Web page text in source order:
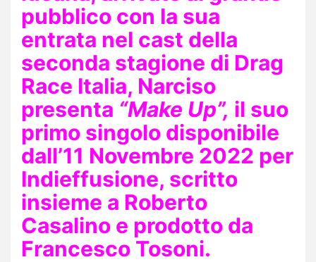
pubblico con la sua
entrata nel cast della
seconda stagione di Drag
Race Italia, Narciso
presenta “Make Up”, il suo
primo singolo disponibile
dall’11 Novembre 2022 per
Indieffusione, scritto
insieme a Roberto
Casalino e prodotto da
Francesco Tosoni.